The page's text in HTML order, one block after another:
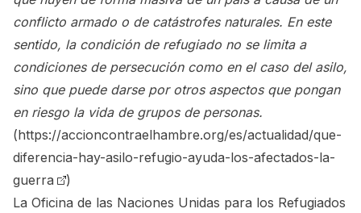
conflicto armado o de catástrofes naturales. En este
sentido, la condición de refugiado no se limita a
condiciones de persecución como en el caso del asilo,
sino que puede darse por otros aspectos que pongan
en riesgo la vida de grupos de personas.
(https://accioncontraelhambre.org/es/actualidad/que-
diferencia-hay-asilo-refugio-ayuda-los-afectados-la-
guerra
)
La Oficina de las Naciones Unidas para los Refugiados